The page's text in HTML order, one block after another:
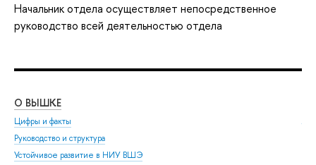
Начальник отдела осуществляет непосредственное
руководство всей деятельностью отдела
О ВЫШКЕ
Цифры и факты
Руководство и структура
Устойчивое развитие в НИУ ВШЭ